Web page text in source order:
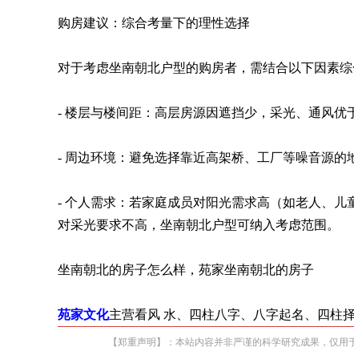
购房建议：综合考量下的理性选择
对于考虑坐南朝北户型的购房者，需结合以下因素综
- 楼层与楼间距：高层房源因遮挡少，采光、通风优
- 周边环境：避免选择靠近高架桥、工厂等噪音源的
- 个人需求：若家庭成员对阳光需求高（如老人、
对采光要求不高，坐南朝北户型可纳入考虑范围。
坐南朝北的房子怎么样，苑家坐南朝北的房子
苑家文化主营看风 水、四柱八字、八字起名、四柱择
【郑重声明】：本站内容并非严谨的科学研究成果，仅